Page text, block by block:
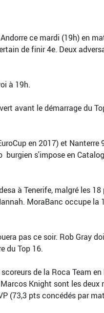
ce mardi (19h) en
de finir 4e. Deux
à 19h.
avant le démarrage du
en 2017) et
burgien s'impose en
à Tenerife, malgré les
MoraBanc occupe
pas ce soir. Rob Gray
du Top 16.
de la Roca Team en
Knight sont les deux
(73,3 pts concédés par